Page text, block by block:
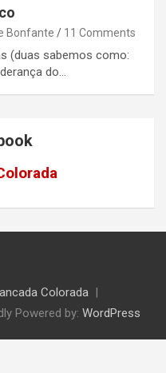
Bonfante 11 Comments
(duas sabemos como:
do…
Colorada
Powered by: WordPress